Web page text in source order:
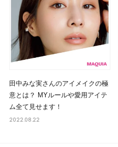
田中みな実さんのアイメイクの極
意とは？ MYルールや愛用アイテ
ム全て見せます！
2022.08.22